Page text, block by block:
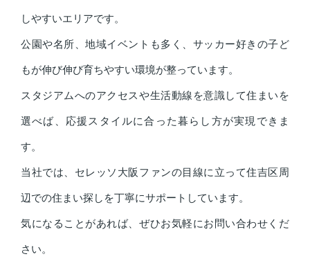
しやすいエリアです。
公園や名所、地域イベントも多く、サッカー好きの子ど
もが伸び伸び育ちやすい環境が整っています。
スタジアムへのアクセスや生活動線を意識して住まいを
選べば、応援スタイルに合った暮らし方が実現できま
す。
当社では、セレッソ大阪ファンの目線に立って住吉区周
辺での住まい探しを丁寧にサポートしています。
気になることがあれば、ぜひお気軽にお問い合わせくだ
さい。